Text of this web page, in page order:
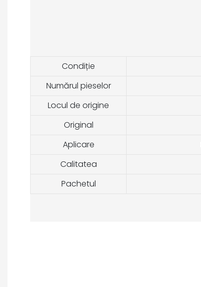
Condiție
Numărul pieselor
Locul de origine
Original
Aplicare
Calitatea
Pachetul